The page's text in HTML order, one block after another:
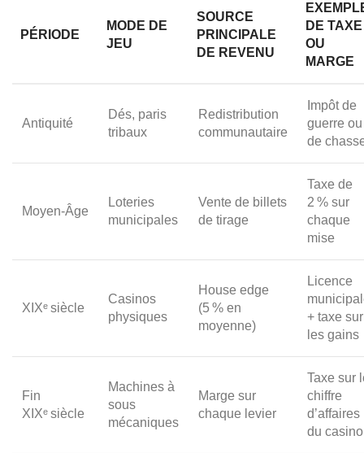
PÉRIODE
MODE DE
JEU
SOURCE
PRINCIPALE
DE REVENU
DE TAXE
OU
MARGE
Antiquité
Dés, paris
tribaux
Redistribution
communautaire
Impôt de
guerre ou
de
Moyen‑Âge
Loteries
municipales
Vente de billets
de tirage
Taxe de
2 % sur
chaque
mise
XIXᵉ siècle
Casinos
physiques
House edge
(5 % en
moyenne)
Licence
+ taxe sur
les gains
Fin
XIXᵉ siècle
Machines à
sous
mécaniques
Marge sur
chaque levier
Taxe sur
chiffre
d’affaires
du casino